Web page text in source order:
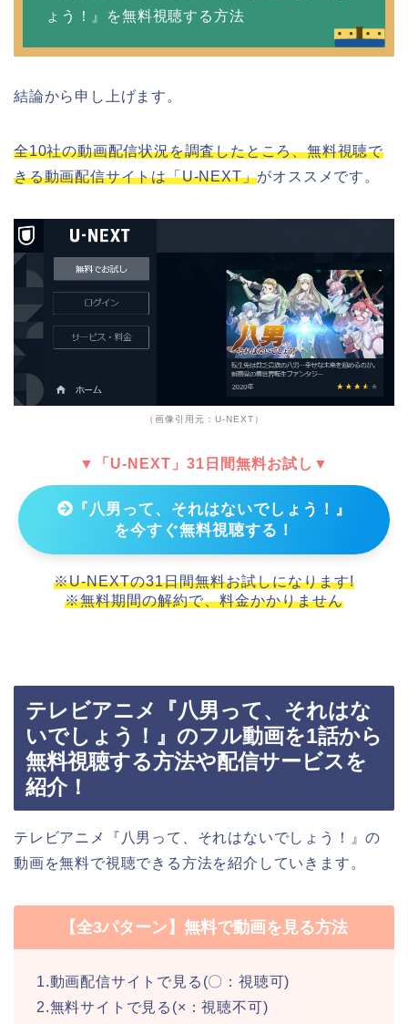
ょう！』を無料視聴する方法
結論から申し上げます。
全10社の動画配信状況を調査したところ、無料視聴で
きる動画配信サイトは「U-NEXT」がオススメです。
（画像引用元：U-NEXT）
▼「U-NEXT」31日間無料お試し▼
『八男って、それはないでしょう！』
を今すぐ無料視聴する！
※U-NEXTの31日間無料お試しになります!
※無料期間の解約で、料金かかりません
テレビアニメ『八男って、それはな
いでしょう！』のフル動画を1話から
無料視聴する方法や配信サービスを
紹介！
テレビアニメ『八男って、それはないでしょう！』の
動画を無料で視聴できる方法を紹介していきます。
【全3パターン】無料で動画を見る方法
1.動画配信サイトで見る(〇：視聴可)
2.無料サイトで見る(×：視聴不可)